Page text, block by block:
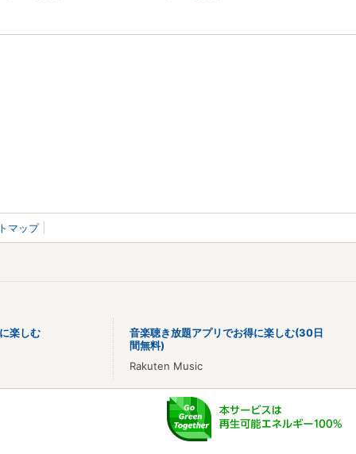
マップ
楽しむ
音楽聴き放題アプリでお得に楽しむ(30日
間無料)
Rakuten Music